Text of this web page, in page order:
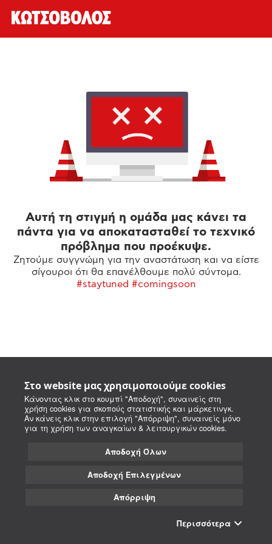
Στο website μας χρησιμοποιούμε cookies
Κάνοντας κλικ στο κουμπί "Αποδοχή", συναινείς στη
χρήση cookies για σκοπούς στατιστικής και μάρκετινγκ.
Αν κάνεις κλικ στην επιλογή "Απόρριψη", συναινείς μόνο
για τη χρήση των αναγκαίων & λειτουργικών cookies.
Αποδοχή Όλων
Αποδοχή Επιλεγμένων
Απόρριψη
Περισσότερα
Αυτή τη στιγμή η ομάδα μας κάνει τα
πάντα για να αποκατασταθεί το τεχνικό
πρόβλημα που προέκυψε.
Ζητούμε συγγνώμη για την αναστάτωση και να είστε
σίγουροι ότι θα επανέλθουμε πολύ σύντομα.
#staytuned #comingsoon